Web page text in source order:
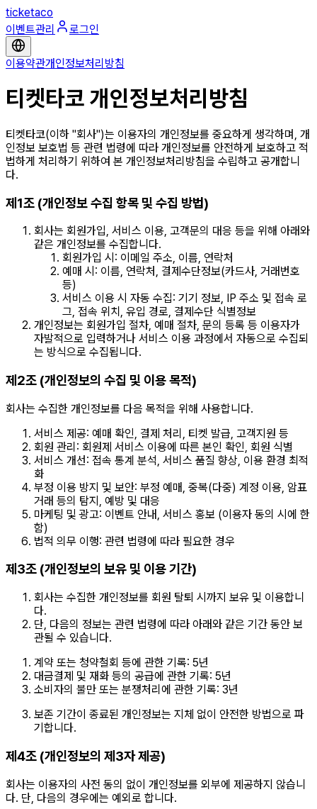
ticketaco
이벤트관리
로그인
이용약관개인정보처리방침
티켓타코 개인정보처리방침
티켓타코(이하 "회사")는 이용자의 개인정보를 중요하게 생각하며, 개
인정보 보호법 등 관련 법령에 따라 개인정보를 안전하게 보호하고 적
법하게 처리하기 위하여 본 개인정보처리방침을 수립하고 공개합니
다.
제1조 (개인정보 수집 항목 및 수집 방법)
회사는 회원가입, 서비스 이용, 고객문의 대응 등을 위해 아래와
같은 개인정보를 수집합니다.
회원가입 시: 이메일 주소, 이름, 연락처
예매 시: 이름, 연락처, 결제수단정보(카드사, 거래번호
등)
서비스 이용 시 자동 수집: 기기 정보, IP 주소 및 접속 로
그, 접속 위치, 유입 경로, 결제수단 식별정보
개인정보는 회원가입 절차, 예매 절차, 문의 등록 등 이용자가
자발적으로 입력하거나 서비스 이용 과정에서 자동으로 수집되
는 방식으로 수집됩니다.
제2조 (개인정보의 수집 및 이용 목적)
회사는 수집한 개인정보를 다음 목적을 위해 사용합니다.
서비스 제공: 예매 확인, 결제 처리, 티켓 발급, 고객지원 등
회원 관리: 회원제 서비스 이용에 따른 본인 확인, 회원 식별
서비스 개선: 접속 통계 분석, 서비스 품질 향상, 이용 환경 최적
화
부정 이용 방지 및 보안: 부정 예매, 중복(다중) 계정 이용, 암표
거래 등의 탐지, 예방 및 대응
마케팅 및 광고: 이벤트 안내, 서비스 홍보 (이용자 동의 시에 한
함)
법적 의무 이행: 관련 법령에 따라 필요한 경우
제3조 (개인정보의 보유 및 이용 기간)
회사는 수집한 개인정보를 회원 탈퇴 시까지 보유 및 이용합니
다.
단, 다음의 정보는 관련 법령에 따라 아래와 같은 기간 동안 보
관될 수 있습니다.
계약 또는 청약철회 등에 관한 기록: 5년
대금결제 및 재화 등의 공급에 관한 기록: 5년
소비자의 불만 또는 분쟁처리에 관한 기록: 3년
보존 기간이 종료된 개인정보는 지체 없이 안전한 방법으로 파
기합니다.
제4조 (개인정보의 제3자 제공)
회사는 이용자의 사전 동의 없이 개인정보를 외부에 제공하지 않습니
다. 단, 다음의 경우에는 예외로 합니다.